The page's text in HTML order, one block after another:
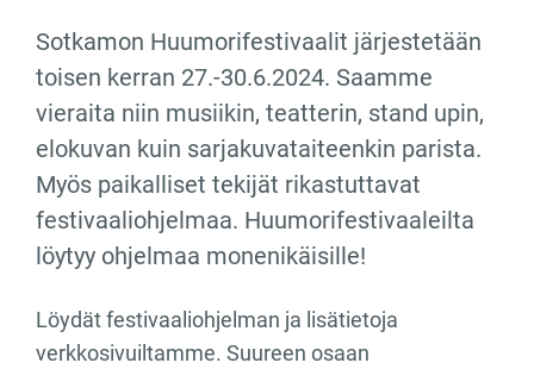
Sotkamon Huumorifestivaalit järjestetään
toisen kerran 27.-30.6.2024. Saamme
vieraita niin musiikin, teatterin, stand upin,
elokuvan kuin sarjakuvataiteenkin parista.
Myös paikalliset tekijät rikastuttavat
festivaaliohjelmaa. Huumorifestivaaleilta
löytyy ohjelmaa monenikäisille!
Löydät festivaaliohjelman ja lisätietoja
verkkosivuiltamme. Suureen osaan